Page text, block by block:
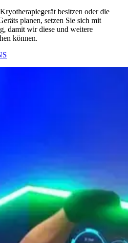
besitzen oder die
planen, setzen Sie sich mit
damit wir diese und weitere
können.